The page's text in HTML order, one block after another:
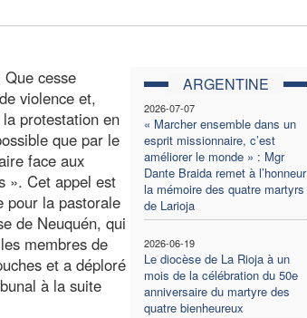
ARGENTINE
2026-07-07
« Marcher ensemble dans un
esprit missionnaire, c’est
améliorer le monde » : Mgr
Dante Braida remet à l’honneur
la mémoire des quatre martyrs
de Larioja
2026-06-19
Le diocèse de La Rioja à un
mois de la célébration du 50e
anniversaire du martyre des
quatre bienheureux
cesse
violence et,
protestation en
que par le
face aux
». Cet appel est
pour la pastorale
de Neuquén, qui
membres de
et a déploré
à la suite